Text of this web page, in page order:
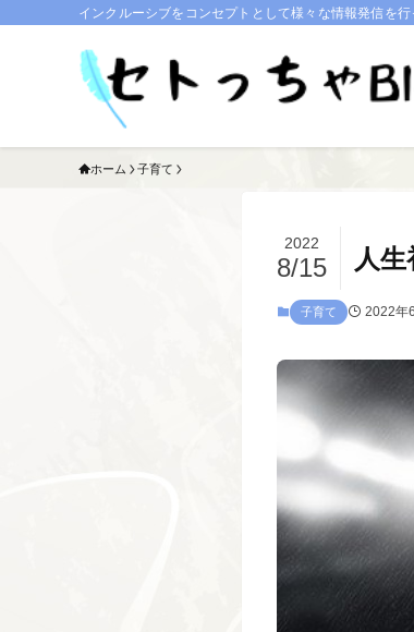
インクルーシブをコンセプトとして様々な情報発信を
ホーム 子育て
人
2022
8/15
子育て 2022年